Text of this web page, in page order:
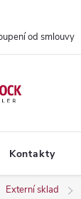
od smlouvy
Kontakty
Externí sklad